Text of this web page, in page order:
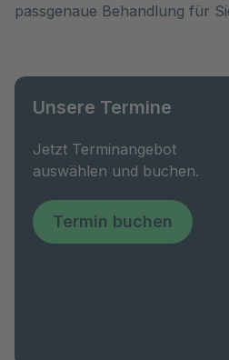
passgenaue Behandlung für
Unsere Termine
Jetzt Terminangebot
auswählen und buchen.
Termin buchen